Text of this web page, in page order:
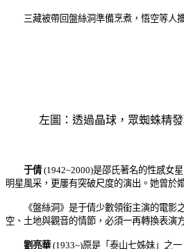
三藏被帶回盤絲洞準備烹煮，悟空等人攜
左圖：透過晶球，眾蜘蛛精
于倩(1942~2000)是邵氏著名的性感女
明星風采，更屢有突破尺度的演出。她曾於
《盤絲洞》是于倩少數領銜主演的電影之
空、土地與觀音的情節，必須一再轉換表演
劉亮華(1933~)原是「泰山七姊妹」之